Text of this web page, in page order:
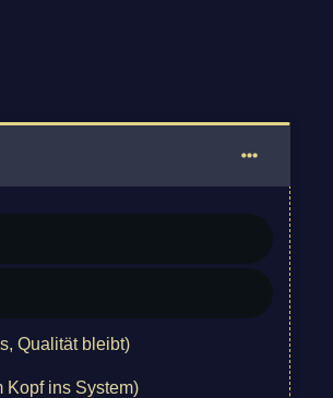
Qualität bleibt)
Kopf ins System)